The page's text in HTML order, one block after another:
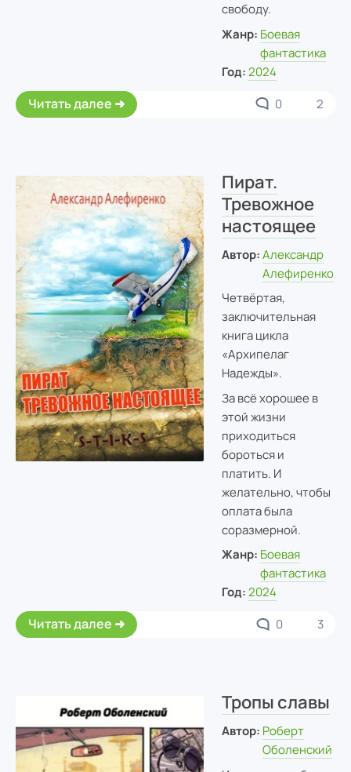
свободу.
Жанр: Боевая
фантастика
Год: 2024
Читать далее 0 2
Пират.
Тревожное
настоящее
Автор: Александр
Алефиренко
Четвёртая,
заключительная
книга цикла
«Архипелаг
Надежды».
За всё хорошее в
этой жизни
приходиться
бороться и
платить. И
желательно, чтобы
оплата была
соразмерной.
Жанр: Боевая
фантастика
Год: 2024
Читать далее 0 3
Тропы славы
Автор: Роберт
Оболенский